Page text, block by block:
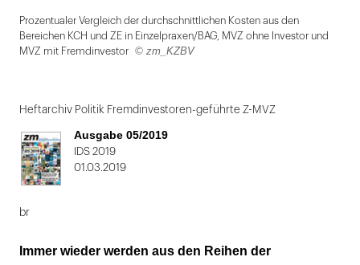
Prozentualer Vergleich der durchschnittlichen Kosten aus den
Bereichen KCH und ZE in Einzelpraxen/BAG, MVZ ohne Investor und
MVZ mit Fremdinvestor
© zm_KZBV
1
von
2
Heftarchiv Politik Fremdinvestoren-geführte Z-MVZ
Ausgabe 05/2019
IDS 2019
01.03.2019
br
Immer wieder werden aus den Reihen der